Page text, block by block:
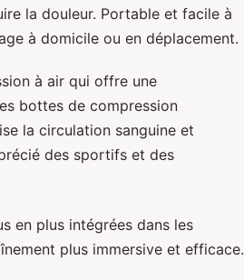
la douleur. Portable et facile à
à domicile ou en déplacement.
à air qui offre une
bottes de compression
la circulation sanguine et
des sportifs et des
en plus intégrées dans les
plus immersive et efficace.